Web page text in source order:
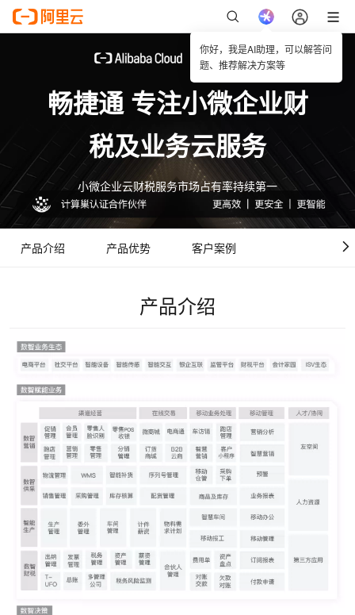
你好，我是AI助理，可以解答问
题、推荐解决方案等
畅捷通 专注小微企业财
税及业务云服务
小微企业云财税服务市场占有率持续第一
产品介绍 产品优势 客户案例
产品介绍